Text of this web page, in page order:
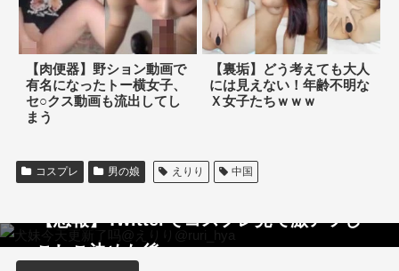
【肉便器】野ション動画で
有名になったトー横女子、
セ○クス動画も流出してし
まう
【裏垢】どう考えても大人
には見えない！年齢不明な
Ｘ女子たちｗｗｗ
コスプレ 男の娘 えりり 中国
【悲報】Twitterでコスプレ見て激アツし
こしこ決めた後…